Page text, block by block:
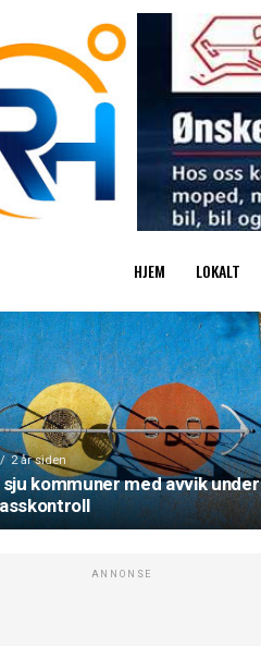
HJEM LOKALT
2 år siden
sju kommuner med avvik under
ANNONSE